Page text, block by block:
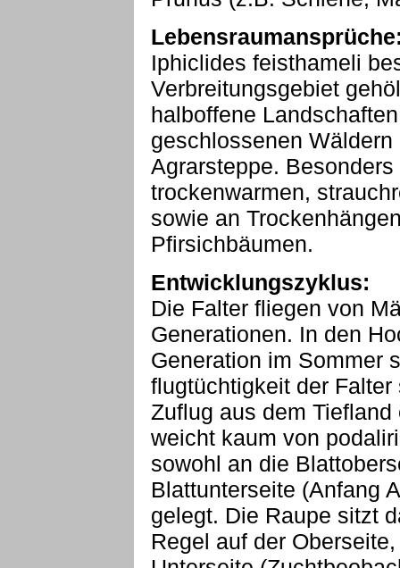
Iphiclides feisthameli
Verbreitungsgebiet
halboffene
geschlossenen
Agrarsteppe.
trockenwarmen,
sowie an
Pfirsichbäumen.
Entwicklungszyklus:
Die Falter fliegen von
Generationen. In den
Generation im Sommer
flugtüchtigkeit der
Zuflug aus dem
weicht kaum von
sowohl an die
Blattunterseite (Anfang
gelegt. Die Raupe sitzt
Regel auf der